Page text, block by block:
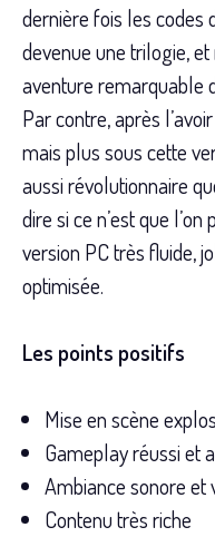
dernière fois les codes
devenue une trilogie,
aventure remarquable
Par contre, après
mais plus sous cette
aussi révolutionnaire
dire si ce n’est que
version PC très fluide,
optimisée.
Les points positifs
Mise en scène
Gameplay réussi et
Ambiance sonore et
Contenu très riche